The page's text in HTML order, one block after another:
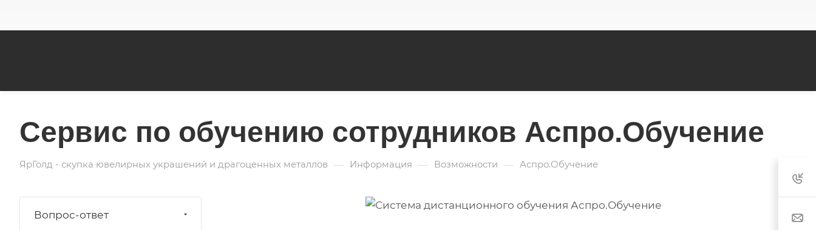
Сервис по обучению сотрудников Аспро.Обучение
ЯрГолд - скупка ювелирных украшений и драгоценных металлов — Информация — Возможности — Аспро.Обучение
Вопрос-ответ